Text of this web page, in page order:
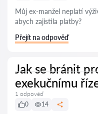
Můj ex-manžel neplatí
abych zajistila platby?
Přejít na odpověď
Jak se bránit
exekučnímu
1 odpověď
0
14